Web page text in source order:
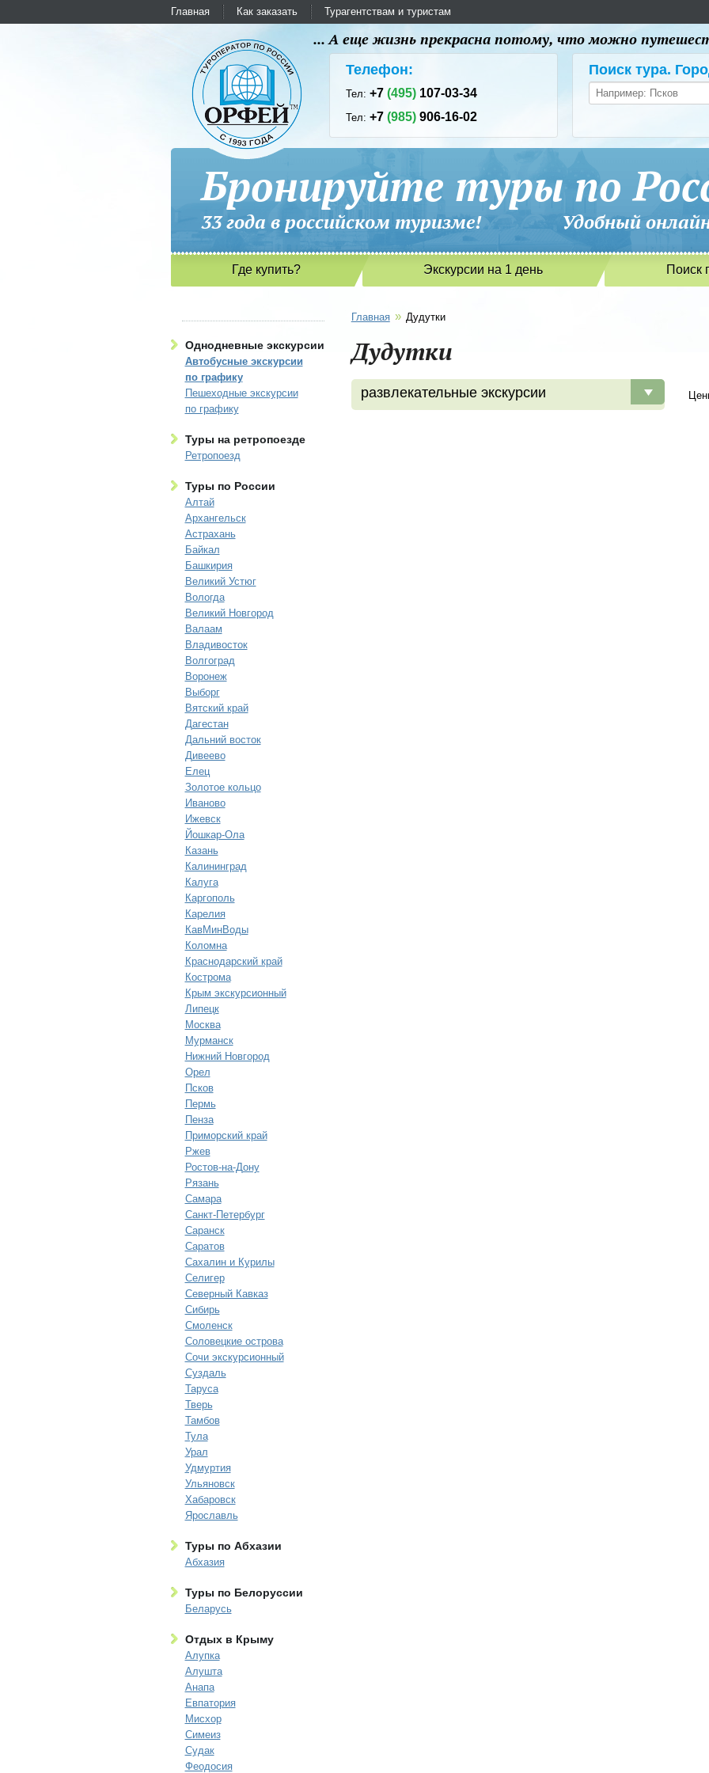
Главная Как заказать Турагентствам и туристам
... А еще жизнь прекрасна потому, что можно
Телефон:
Тел:+7(495) 107-03-34
Тел:+7(985) 906-16-02
Поиск тура.
Бронируйте туры по
33 года в российском туризме! Удобный
Где купить? Экскурсии на 1 день Поиск
Однодневные экскурсии
Автобусные экскурсии
по графику
Пешеходные экскурсии
по графику
Туры на ретропоезде
Ретропоезд
Туры по России
Алтай
Архангельск
Астрахань
Байкал
Башкирия
Великий Устюг
Вологда
Великий Новгород
Валаам
Владивосток
Волгоград
Воронеж
Выборг
Вятский край
Дагестан
Дальний восток
Дивеево
Елец
Золотое кольцо
Иваново
Ижевск
Йошкар-Ола
Казань
Калининград
Калуга
Каргополь
Карелия
КавМинВоды
Коломна
Краснодарский край
Кострома
Крым экскурсионный
Липецк
Москва
Мурманск
Нижний Новгород
Орел
Псков
Пермь
Пенза
Приморский край
Ржев
Ростов-на-Дону
Рязань
Самара
Санкт-Петербург
Саранск
Саратов
Сахалин и Курилы
Селигер
Северный Кавказ
Сибирь
Смоленск
Соловецкие острова
Сочи экскурсионный
Суздаль
Таруса
Тверь
Тамбов
Тула
Урал
Удмуртия
Ульяновск
Хабаровск
Ярославль
Туры по Абхазии
Абхазия
Туры по Белоруссии
Беларусь
Отдых в Крыму
Алупка
Алушта
Анапа
Евпатория
Мисхор
Симеиз
Судак
Феодосия
Главная » Дудутки
Дудутки
развлекательные экскурсии